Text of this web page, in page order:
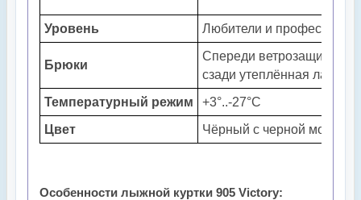
Уровень Любители и
Брюки
Спереди ветрозащита
сзади утеплённая лайкра.
Температурный режим
+3°..-27°С
Цвет
Чёрный с черной
Особенности лыжной куртки 905 Victory: